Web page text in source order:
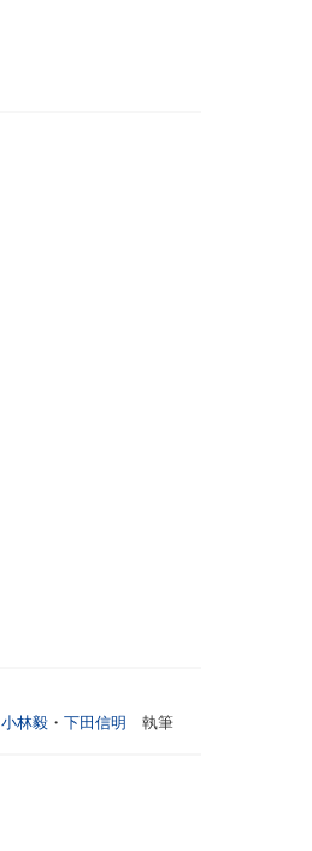
小林毅 ・ 下田信明 執筆